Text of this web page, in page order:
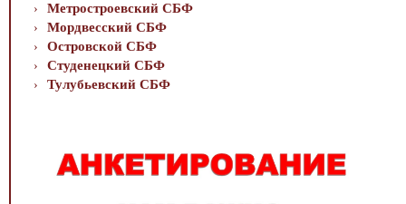
Метростроевский СБФ
Мордвесский СБФ
Островской СБФ
Студенецкий СБФ
Тулубьевский СБФ